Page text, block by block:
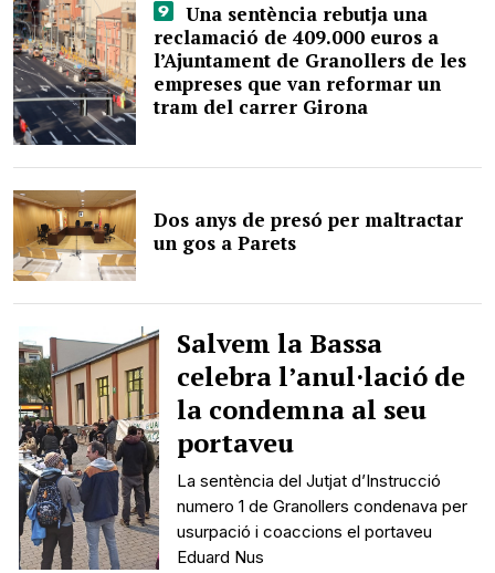
Una sentència rebutja una
reclamació de 409.000 euros a
l’Ajuntament de Granollers de les
empreses que van reformar un
tram del carrer Girona
Dos anys de presó per maltractar
un gos a Parets
Salvem la Bassa
celebra l’anul·lació de
la condemna al seu
portaveu
La sentència del Jutjat d’Instrucció
numero 1 de Granollers condenava per
usurpació i coaccions el portaveu
Eduard Nus